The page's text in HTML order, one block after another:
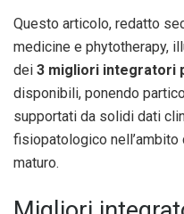
Questo articolo, redatto
medicine e phytotherapy,
dei 3 migliori integratori
disponibili, ponendo
supportati da solidi dati
fisiopatologico
maturo.